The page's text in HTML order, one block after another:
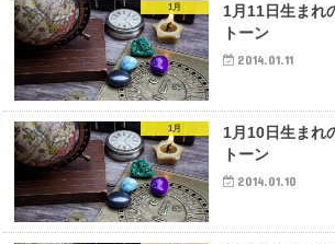
1月
1月11日生まれ
トーン
2014.01.11
1月
1月10日生まれ
トーン
2014.01.10